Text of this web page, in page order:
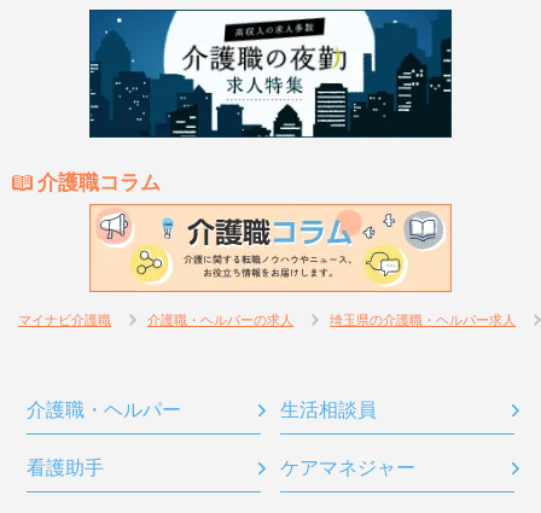
介護職コラム
マイナビ介護職 介護職・ヘルパーの求人 埼玉県の介護職・ヘルパー求人
介護職・ヘルパー 生活相談員
看護助手 ケアマネジャー